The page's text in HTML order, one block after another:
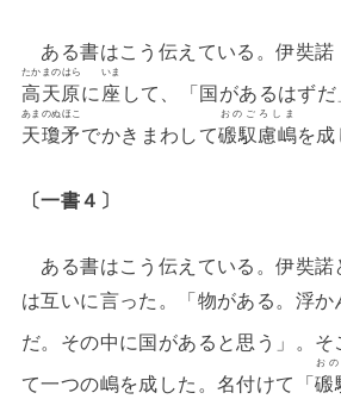
ある書はこう伝えている。伊奘諾
高天原
たかまのはら
に 座
いま
して、「国があるはず
天瓊矛
あまのぬほこ
でかきまわして磤馭慮嶋
おのごろしま
を成
〔一書４〕
ある書はこう伝えている。伊奘諾
は互いに言った。「物がある。浮か
だ。その中に国があると思う」。そ
て一つの嶋を成した。名付けて「磤
お